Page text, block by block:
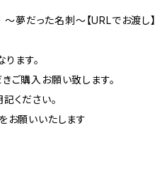
～夢だった名刺～【URLでお渡し】
ます。
ご購入お願い致します。
ください。
お願いいたします